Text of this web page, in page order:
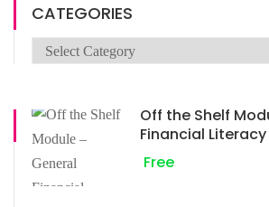
CATEGORIES
Categories
Off the Shelf
Financial Literacy
Free